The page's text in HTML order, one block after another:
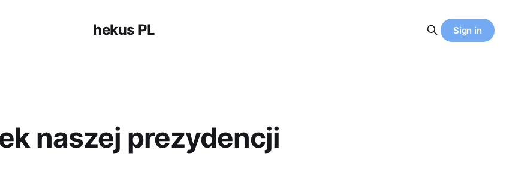
hekus PL Sign in
naszej prezydencji